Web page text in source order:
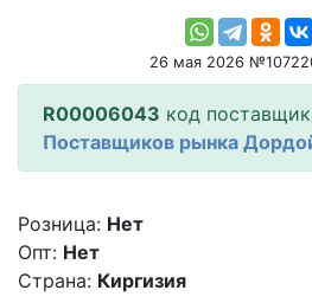
26 мая 2026
R00006043 код
Поставщиков рынка
Розница: Нет
Опт: Нет
Страна: Киргизия